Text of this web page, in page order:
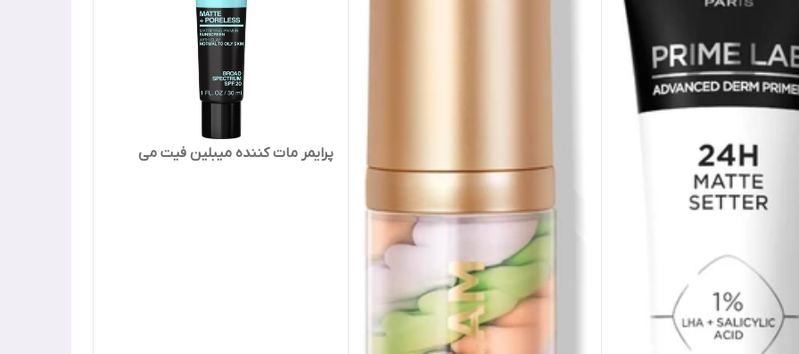
پرایمر مات کننده میبلین فیت می